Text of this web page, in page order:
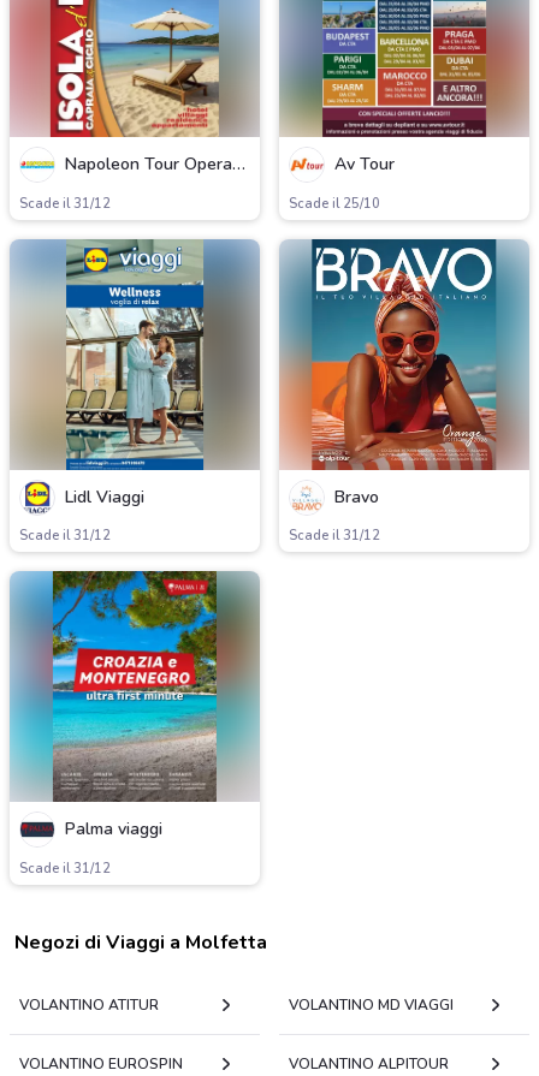
Napoleon Tour Operator
Scade il 31/12
Av Tour
Scade il 25/10
Lidl Viaggi
Scade il 31/12
Bravo
Scade il 31/12
Palma viaggi
Scade il 31/12
Negozi di Viaggi a Molfetta
VOLANTINO ATITUR VOLANTINO MD VIAGGI
VOLANTINO EUROSPIN
VOLANTINO ALPITOUR